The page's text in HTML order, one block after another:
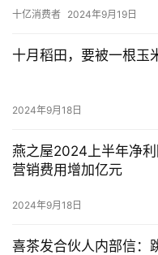
在粉丝众多的直播间大肆宣
反观“疯狂小杨哥”在直播间
很大的主播根本没有在直播
十亿消费者 2024年9月19日
十月稻田，要被一根玉
2024年9月18日
燕之屋2024上半年净利
营销费用增加亿元
2024年9月18日
喜茶发合伙人内部信：